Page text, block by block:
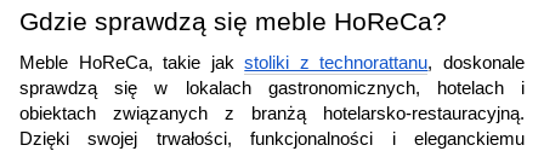
Gdzie sprawdzą się meble HoReCa?
Meble HoReCa, takie jakstoliki z technorattanu, doskonale
sprawdzą się w lokalach gastronomicznych, hotelach i
obiektach związanych z branżą hotelarsko-restauracyjną.
Dzięki swojej trwałości, funkcjonalności i eleganckiemu